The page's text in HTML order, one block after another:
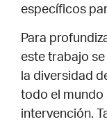
específicos
Para
este trabajo
la diversidad
todo el mundo
intervención.